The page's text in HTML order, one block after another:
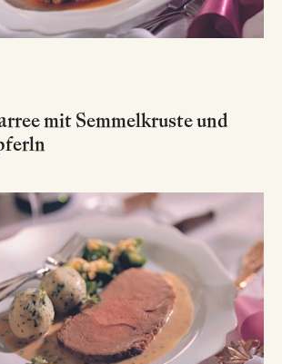
mit Semmelkruste und